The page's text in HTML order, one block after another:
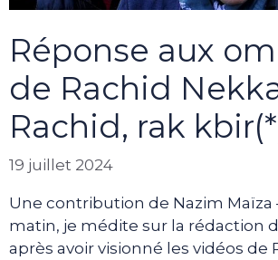
Réponse aux
de Rachid
Rachid, rak
19 juillet 2024
Une contribution de Nazim Maïza
matin, je médite sur la rédaction
après avoir visionné les vidéos de